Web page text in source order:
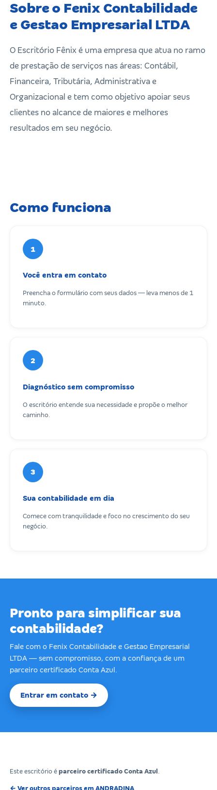
Sobre o Fenix Contabilidade
e Gestao Empresarial LTDA
O Escritório Fênix é uma empresa que atua no ramo
de prestação de serviços nas áreas: Contábil,
Financeira, Tributária, Administrativa e
Organizacional e tem como objetivo apoiar seus
clientes no alcance de maiores e melhores
resultados em seu negócio.
Como funciona
1
Você entra em contato
Preencha o formulário com seus dados — leva menos de 1
minuto.
2
Diagnóstico sem compromisso
O escritório entende sua necessidade e propõe o melhor
caminho.
3
Sua contabilidade em dia
Comece com tranquilidade e foco no crescimento do seu
negócio.
Pronto para simplificar sua
contabilidade?
Fale com o Fenix Contabilidade e Gestao Empresarial
LTDA — sem compromisso, com a confiança de um
parceiro certificado Conta Azul.
Entrar em contato →
Este escritório é parceiro certificado Conta Azul
← Ver outros parceiros em ANDRADINA